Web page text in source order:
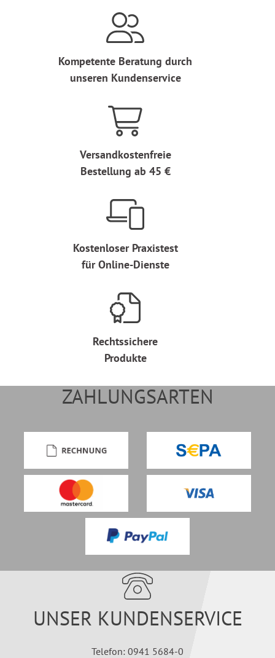
Kompetente Beratung durch
unseren Kundenservice
Versandkostenfreie
Bestellung ab 45 €
Kostenloser Praxistest
für Online-Dienste
Rechtssichere
Produkte
ZAHLUNGSARTEN
UNSER KUNDENSERVICE
Telefon: 0941 5684-0